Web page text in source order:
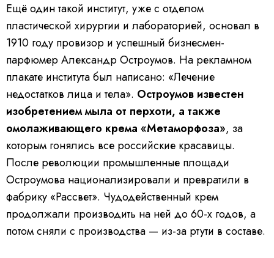
Ещё один такой институт, уже с отделом
пластической хирургии и лабораторией, основал в
1910 году провизор и успешный бизнесмен-
парфюмер Александр Остроумов. На рекламном
плакате института был написано: «Лечение
недостатков лица и тела». Остроумов известен
изобретением мыла от перхоти, а также
омолаживающего крема «Метаморфоза», за
которым гонялись все российские красавицы.
После революции промышленные площади
Остроумова национализировали и превратили в
фабрику «Рассвет». Чудодейственный крем
продолжали производить на ней до 60-х годов, а
потом сняли с производства — из-за ртути в составе.